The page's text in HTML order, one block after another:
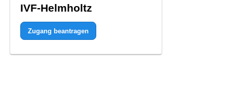
IVF-Helmholtz
Zugang beantragen